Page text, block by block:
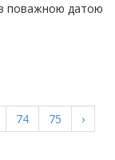
з поважною датою
Page
74 Page
75
›